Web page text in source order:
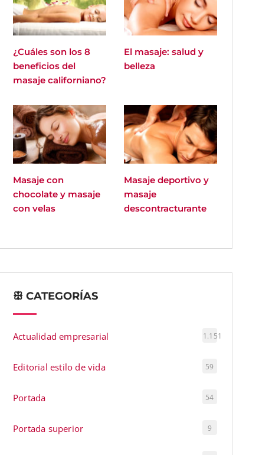
¿Cuáles son los 8
beneficios del
masaje californiano?
El masaje: salud y
belleza
Masaje con
chocolate y masaje
con velas
Masaje deportivo y
masaje
descontracturante
ꕥ CATEGORÍAS
Actualidad empresarial 1.151
Editorial estilo de vida 59
Portada 54
Portada superior 9